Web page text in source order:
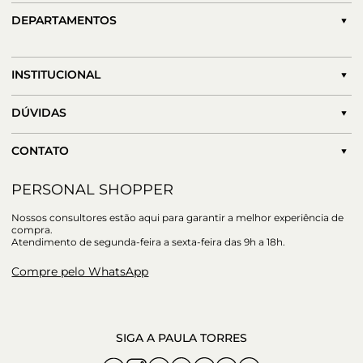
DEPARTAMENTOS
INSTITUCIONAL
DÚVIDAS
CONTATO
PERSONAL SHOPPER
Nossos consultores estão aqui para garantir a melhor experiência de
compra.
Atendimento de segunda-feira a sexta-feira das 9h a 18h.
Compre pelo WhatsApp